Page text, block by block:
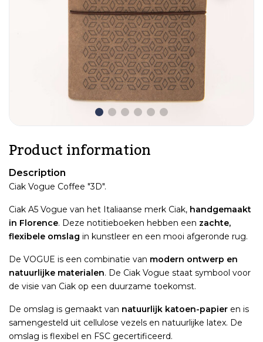
Product information
Description
Ciak Vogue Coffee "3D".
Ciak A5 Vogue van het Italiaanse merk Ciak, handgemaakt
in Florence. Deze notitieboeken hebben een zachte,
flexibele omslag in kunstleer en een mooi afgeronde rug.
De VOGUE is een combinatie van modern ontwerp en
natuurlijke materialen. De Ciak Vogue staat symbool voor
de visie van Ciak op een duurzame toekomst.
De omslag is gemaakt van natuurlijk katoen-papier en is
samengesteld uit cellulose vezels en natuurlijke latex. De
omslag is flexibel en FSC gecertificeerd.